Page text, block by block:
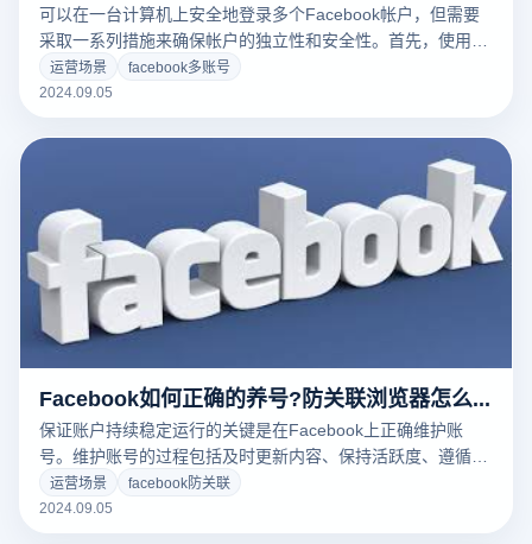
可以在一台计算机上安全地登录多个Facebook帐户，但需要
采取一系列措施来确保帐户的独立性和安全性。首先，使用不
同浏览器或浏览器的隐形模式可以帮助隔离每个帐户的登录信
息和活动，从而降低帐户之间的关联风险。其次，定期清除浏
此外，考虑使用多个特殊帐户管理工具或防关联浏览器进一步
提高安全性，这些工具可以模拟不同的浏览器指纹，并通过平
台降低风险来解决Facebook多账号防关联的登录问题。
运营场景
facebook多账号
2024.09.05
Facebook如何正确的养号?防关联浏览器怎么样?
保证账户持续稳定运行的关键是在Facebook上正确维护账
号。维护账号的过程包括及时更新内容、保持活跃度、遵循平
台规则等措施。首先，定期发布高质量的内容，与粉丝互动，
可以帮助建立良好的账号声誉。其次，遵循Facebook的社区
运营场景
facebook防关联
2024.09.05